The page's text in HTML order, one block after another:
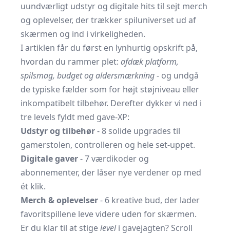
uundværligt udstyr og digitale hits til sejt merch
og oplevelser, der trækker spiluniverset ud af
skærmen og ind i virkeligheden.
I artiklen får du først en lynhurtig opskrift på,
hvordan du rammer plet: afdæk platform,
spilsmag, budget og aldersmærkning- og undgå
de typiske fælder som for højt støjniveau eller
inkompatibelt tilbehør. Derefter dykker vi ned i
tre levels fyldt med gave-XP:
Udstyr og tilbehør- 8 solide upgrades til
gamerstolen, controlleren og hele set-uppet.
Digitale gaver- 7 værdikoder og
abonnementer, der låser nye verdener op med
ét klik.
Merch & oplevelser- 6 kreative bud, der lader
favoritspillene leve videre uden for skærmen.
Er du klar til at stigeleveli gavejagten? Scroll